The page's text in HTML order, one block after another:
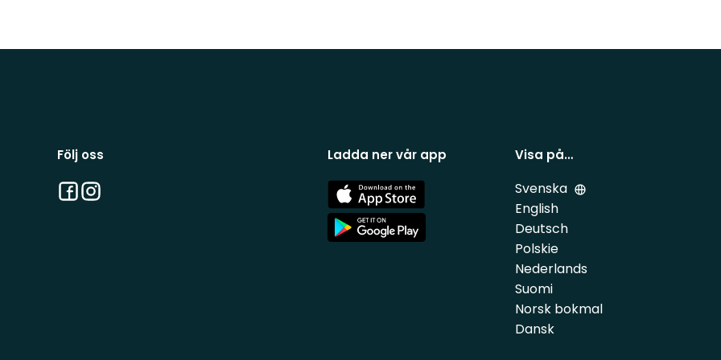
Följ oss
Facebook
Instagram
Ladda ner vår app
App
Store
App
Store
Visa på…
Svenska
English
Deutsch
Polskie
Nederlands
Suomi
Norsk bokmal
Dansk